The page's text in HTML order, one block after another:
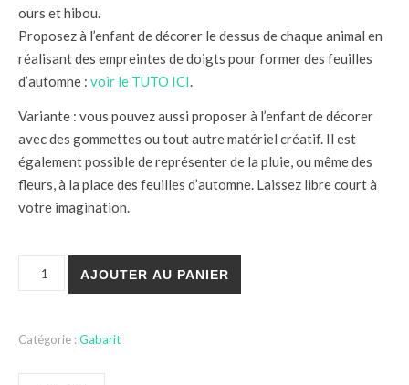
ours et hibou.
Proposez à l’enfant de décorer le dessus de chaque animal en
réalisant des empreintes de doigts pour former des feuilles
d’automne : voir le TUTO ICI.
Variante : vous pouvez aussi proposer à l’enfant de décorer
avec des gommettes ou tout autre matériel créatif. Il est
également possible de représenter de la pluie, ou même des
fleurs, à la place des feuilles d’automne. Laissez libre court à
votre imagination.
AJOUTER AU PANIER
Catégorie :Gabarit